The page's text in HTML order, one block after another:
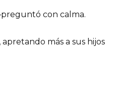
con calma.
más a sus hijos